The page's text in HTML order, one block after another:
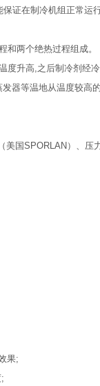
证在制冷机组正常运
两个绝热过程组成。
升高,之后制冷剂经
器等温地从温度较高
国SPORLAN）、压
果;